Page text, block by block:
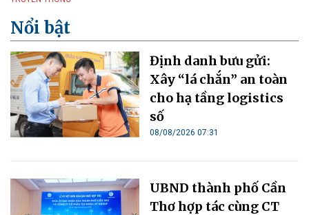
Nổi bật
Định danh bưu gửi:
Xây “lá chắn” an toàn
cho hạ tầng logistics
số
08/08/2026 07:31
UBND thành phố Cần
Thơ hợp tác cùng CT